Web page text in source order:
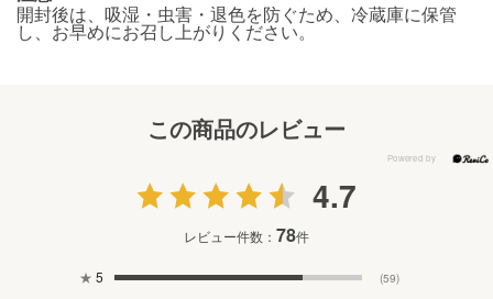
開封後は、吸湿・虫害・退色を防ぐため、冷蔵庫に保管
し、お早めにお召し上がりください。
この商品のレビュー
4.7
レビュー件数： 78件
★ 5 (59)